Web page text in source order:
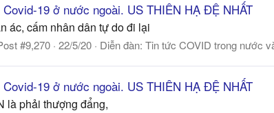
Covid-19 ở nước ngoài. US THIÊN HẠ ĐỆ NHẤT
ác, cấm nhân dân tự do đi lại
#9,270 22/5/20 Diễn đàn: Tin tức COVID trong nước
Covid-19 ở nước ngoài. US THIÊN HẠ ĐỆ NHẤT
là phải thượng đẩng,